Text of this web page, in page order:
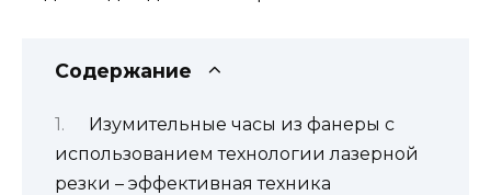
Содержание
Изумительные часы из фанеры с
использованием технологии лазерной
резки – эффективная техника